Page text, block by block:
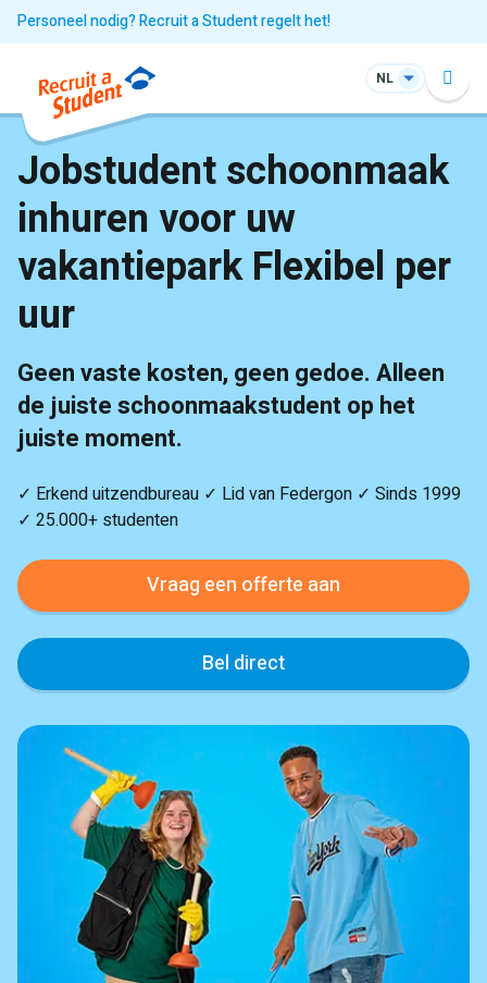
Personeel nodig? Recruit a Student regelt het!
NL
Jobstudent schoonmaak
inhuren voor uw
vakantiepark Flexibel per
uur
Geen vaste kosten, geen gedoe. Alleen
de juiste schoonmaakstudent op het
juiste moment.
✓ Erkend uitzendbureau ✓ Lid van Federgon ✓ Sinds 1999
✓ 25.000+ studenten
Vraag een offerte aan
Bel direct